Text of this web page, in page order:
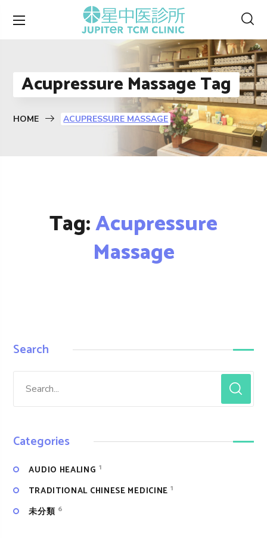
Acupressure Massage Tag
HOME ACUPRESSURE MASSAGE
Tag:Acupressure
Massage
Search
Categories
AUDIO HEALING 1
TRADITIONAL CHINESE MEDICINE 1
未分類 6